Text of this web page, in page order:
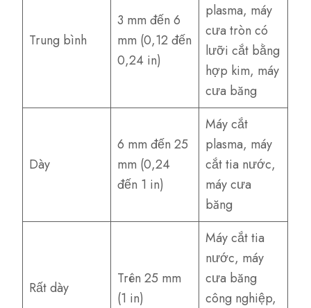
Trung bình
3 mm đến 6
mm (0,12 đến
0,24 in)
plasma, máy
cưa tròn có
lưỡi cắt bằng
hợp kim, máy
cưa băng
Dày
6 mm đến 25
mm (0,24
đến 1 in)
Máy cắt
plasma, máy
cắt tia nước,
máy cưa
băng
Rất dày
Trên 25 mm
(1 in)
Máy cắt tia
nước, máy
cưa băng
công nghiệp,